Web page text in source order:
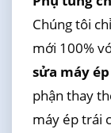
Chúng tôi
mới 100%
sửa máy
phận thay
máy ép trái